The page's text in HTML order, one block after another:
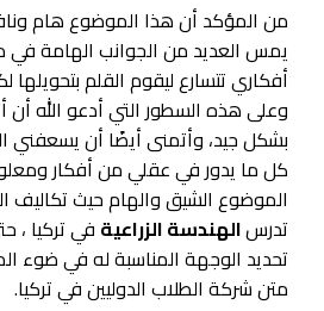
من المؤكد أن هذا الموضوع هام
يمس العديد من الجوانب الهامة في
أفكاري تتسارع ليقوم القلم بتحويلها
وعلى هذه السطور التي أدعو الله
بشكل جيد، وأتمنى أيضًا أن يسعفني
كل ما يدور في عقلي من أفكار
الموضوع الشيق والهام حيث تكاليف
تدرسالهندسة الزراعية في تركيا ،
تحديد الوجهة المناسبة له في ضوء
متن شركة الطلاب الدوليين في تركيا.